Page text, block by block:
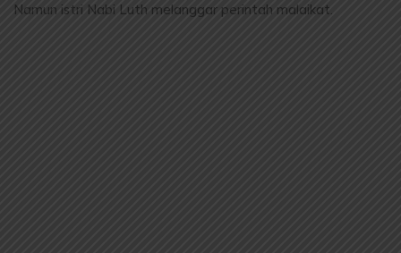
Namun istri Nabi Luth melanggar perintah malaikat.